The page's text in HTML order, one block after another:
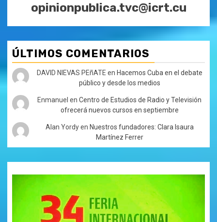
opinionpublica.tvc@icrt.cu
ÚLTIMOS COMENTARIOS
DAVID NIEVAS PEñATE en Hacemos Cuba en el debate
público y desde los medios
Enmanuel enCentro de Estudios de Radio y Televisión
ofrecerá nuevos cursos en septiembre
Alan Yordyen Nuestros fundadores: Clara Isaura
Martínez Ferrer